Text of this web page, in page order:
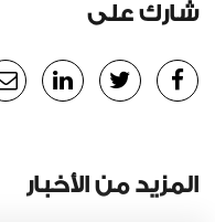
شارك على
المزيد من الأخبار